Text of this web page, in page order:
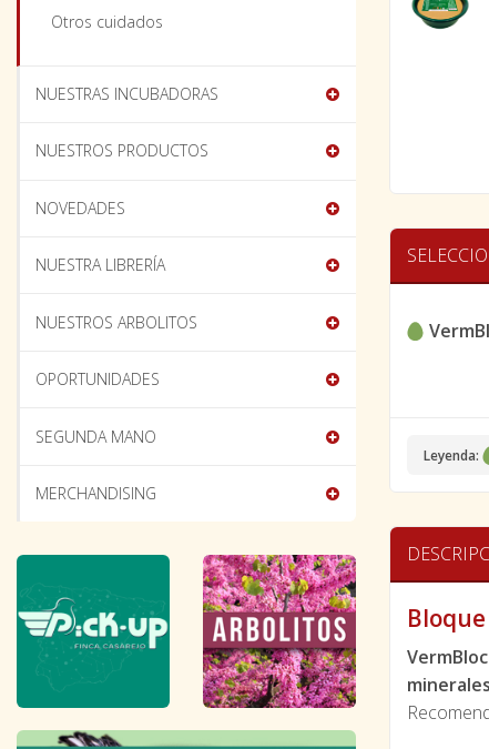
Leyenda:
VermBloc
Otros cuidados
NUESTRAS INCUBADORAS
NUESTROS PRODUCTOS
NOVEDADES
NUESTRA LIBRERÍA
NUESTROS ARBOLITOS
OPORTUNIDADES
SEGUNDA MANO
MERCHANDISING